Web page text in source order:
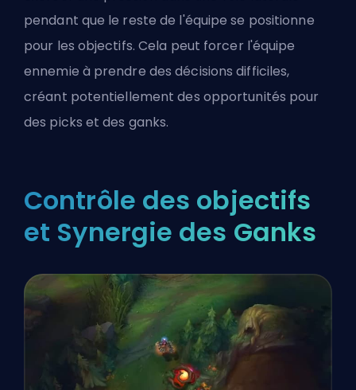
pendant que le reste de l'équipe se positionne
pour les objectifs. Cela peut forcer l'équipe
ennemie à prendre des décisions difficiles,
créant potentiellement des opportunités pour
des picks et des ganks.
Contrôle des objectifs
et Synergie des Ganks